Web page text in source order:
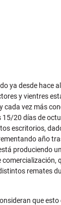
ya desde hace
y vientres
cada vez más
20 días de
escritorios,
año
produciendo
comercialización,
remates
que